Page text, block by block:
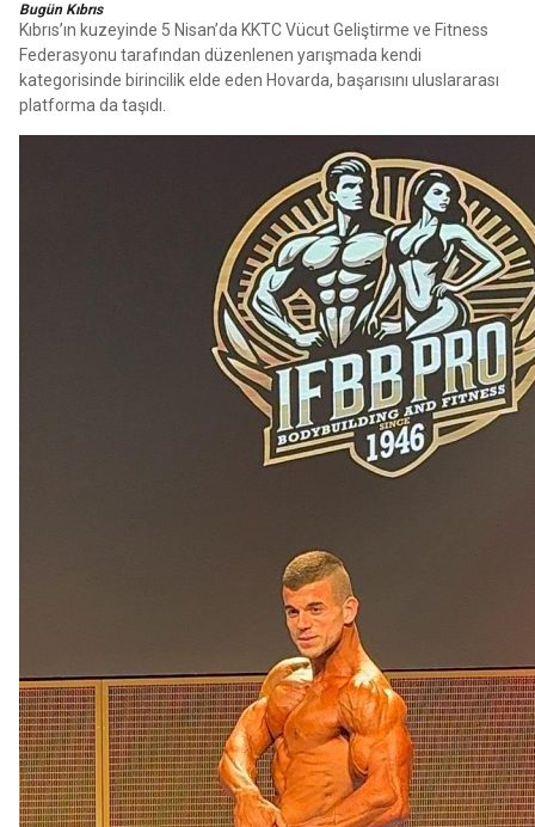
Bugün Kıbrıs
Kıbrıs’ın kuzeyinde 5 Nisan’da KKTC Vücut Geliştirme ve Fitness
Federasyonu tarafından düzenlenen yarışmada kendi
kategorisinde birincilik elde eden Hovarda, başarısını uluslararası
platforma da taşıdı.